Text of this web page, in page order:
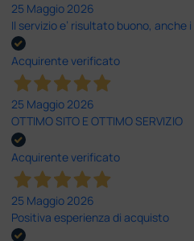
25 Maggio 2026
Il servizio e’ risultato buono, anche
Acquirente verificato
25 Maggio 2026
OTTIMO SITO E OTTIMO SERVIZIO
Acquirente verificato
25 Maggio 2026
Positiva esperienza di acquisto